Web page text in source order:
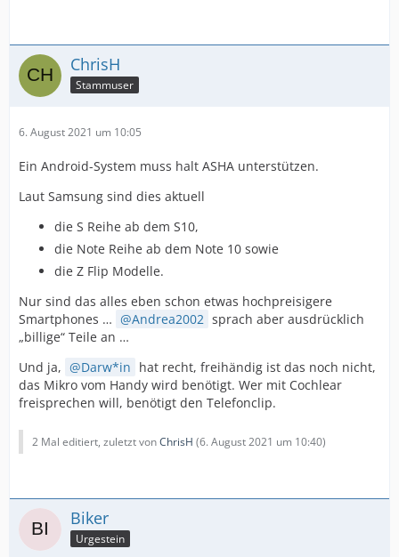
ChrisH
Stammuser
6. August 2021 um 10:05
Ein Android-System muss halt ASHA unterstützen.
Laut Samsung sind dies aktuell
die S Reihe ab dem S10,
die Note Reihe ab dem Note 10 sowie
die Z Flip Modelle.
Nur sind das alles eben schon etwas hochpreisigere
Smartphones …
Andrea2002 sprach aber ausdrücklich
„billige“ Teile an …
Und ja,
Darw*in hat recht, freihändig ist das noch nicht,
das Mikro vom Handy wird benötigt. Wer mit Cochlear
freisprechen will, benötigt den Telefonclip.
2 Mal editiert, zuletzt vonChrisH (6. August 2021 um 10:40)
Biker
Urgestein